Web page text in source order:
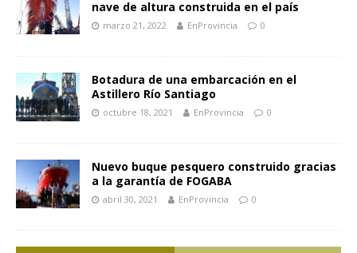
nave de altura construida en el país
marzo 21, 2022 EnProvincia 0
Botadura de una embarcación en el
Astillero Río Santiago
octubre 18, 2021 EnProvincia 0
Nuevo buque pesquero construido gracias
a la garantía de FOGABA
abril 30, 2021 EnProvincia 0